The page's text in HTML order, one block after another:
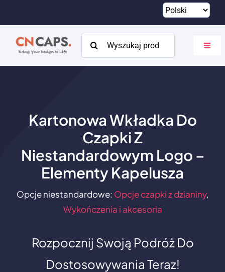
treści
Szukaj:
Katalog
Kontakt
Kartonowa Wkładka Do
Czapki Z
Niestandardowym Logo –
Elementy Kapelusza
Opcje niestandardowe: Opcje czapki z dzianiny,
Wykończenia i akcesoria
Rozpocznij Swoją Podróż Do
Dostosowywania Teraz!